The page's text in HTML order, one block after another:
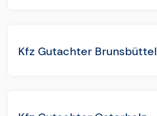
Kfz Gutachter Brunsbüttel